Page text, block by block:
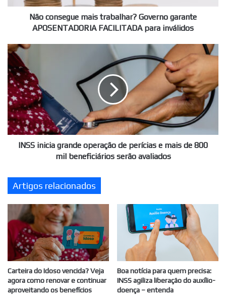
para
inválidosNão consegue mais trabalhar? Governo garante
APOSENTADORIA FACILITADA para inválidos
INSS
inicia
grande
operação
de
perícias
e
mais
de
800
serão
avaliados
INSS inicia grande operação de perícias e mais de 800
mil beneficiários serão avaliados
Artigos relacionados
Carteira do Idoso vencida? Veja
agora como renovar e continuar
aproveitando os benefícios
Boa notícia para quem precisa:
INSS agiliza liberação do auxílio-
doença – entenda